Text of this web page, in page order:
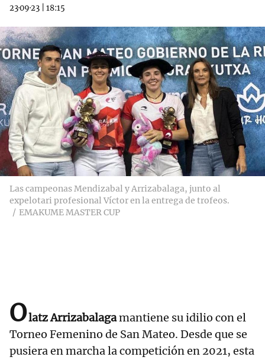
23·09·23 18:15
Las campeonas Mendizabal y Arrizabalaga, junto al
expelotari profesional Víctor en la entrega de trofeos.
EMAKUME MASTER CUP
Olatz Arrizabalagamantiene su idilio con el
Torneo Femenino de San Mateo. Desde que se
pusiera en marcha la competición en 2021, esta